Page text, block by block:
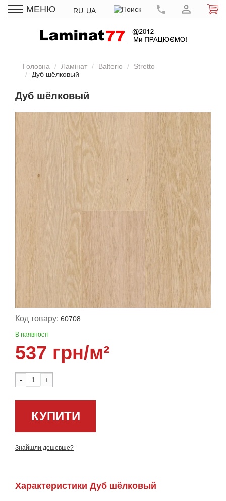
МЕНЮ RU UA
Головна Ламінат Balterio
Stretto
Дуб шёлковый
Дуб шёлковый
Код товару: 60708
В наявності
537 грн/м²
- +
КУПИТИ
Знайшли дешевше?
Характеристики Дуб шёлковый